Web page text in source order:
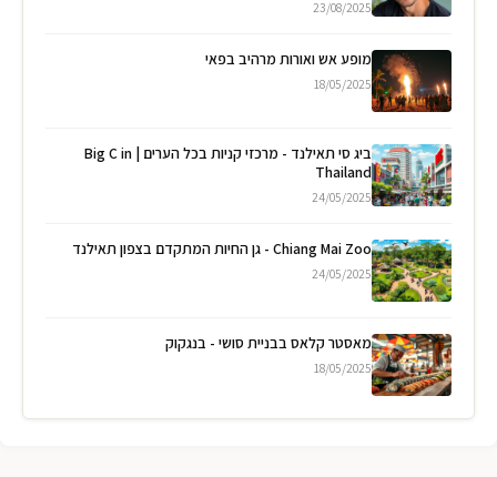
23/08/2025
מופע אש ואורות מרהיב בפאי
18/05/2025
ביג סי תאילנד - מרכזי קניות בכל הערים | Big C in
Thailand
24/05/2025
Chiang Mai Zoo - גן החיות המתקדם בצפון תאילנד
24/05/2025
מאסטר קלאס בבניית סושי - בנגקוק
18/05/2025